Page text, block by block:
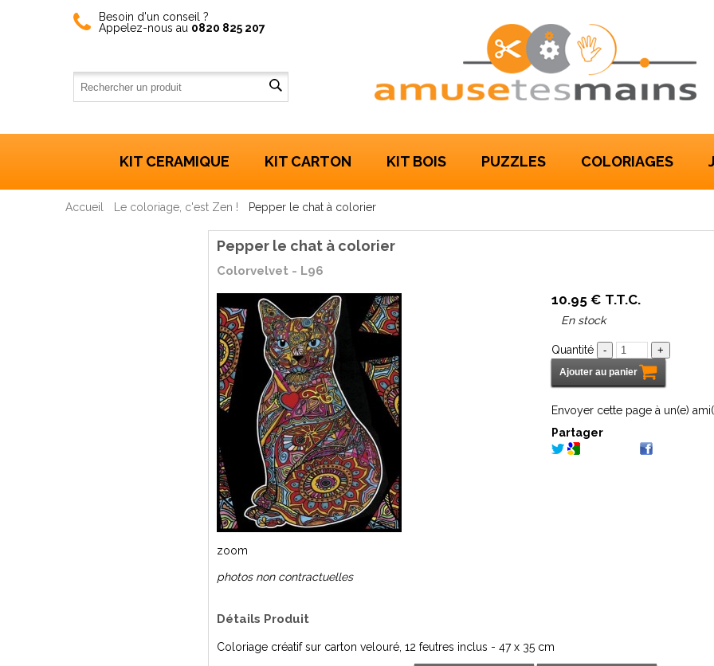
Besoin d'un conseil ?
Appelez-nous au 0820 825 207
KIT CERAMIQUE KIT CARTON KIT BOIS PUZZLES COLORIAGES
Accueil Le coloriage, c'est Zen ! Pepper le chat à colorier
Pepper le chat à colorier
Colorvelvet - L96
zoom
photos non contractuelles
10.95 € T.T.C.
En stock
Quantité
Envoyer cette page à un(e)
Partager
Détails Produit
Coloriage créatif sur carton velouré, 12 feutres inclus - 47 x 35 cm